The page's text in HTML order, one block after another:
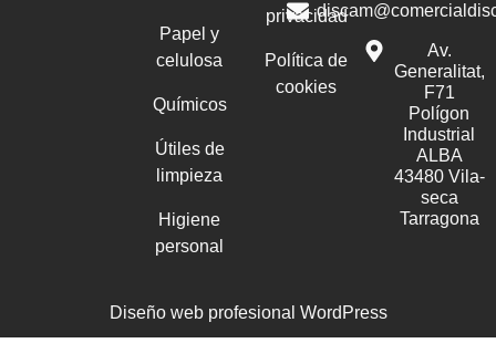
Papel y
celulosa
Químicos
Útiles de
limpieza
Higiene
personal
privacidad
Política de
cookies
Av.
Generalitat,
F71
Polígon
Industrial
ALBA
43480 Vila-
seca
Tarragona
Diseño web profesional WordPress